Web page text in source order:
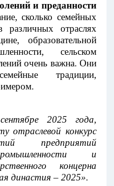
и преданности
сколько семейных
различных отраслях
образовательной
сельском
очень важна. Они
традиции,
2025 года,
отраслевой конкурс
предприятий
и
концерна
династия – 2025».